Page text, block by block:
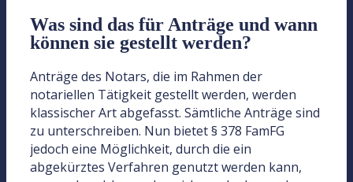
Jetzt mehr erfahren
Produkte für das Tagesgeschäft
Was sind das für Anträge und wann
können sie gestellt werden?
Anträge des Notars, die im Rahmen der
notariellen Tätigkeit gestellt werden, werden
klassischer Art abgefasst. Sämtliche Anträge sind
zu unterschreiben. Nun bietet § 378 FamFG
jedoch eine Möglichkeit, durch die ein
abgekürztes Verfahren genutzt werden kann,